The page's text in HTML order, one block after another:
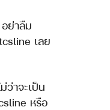
เลย
หรือ